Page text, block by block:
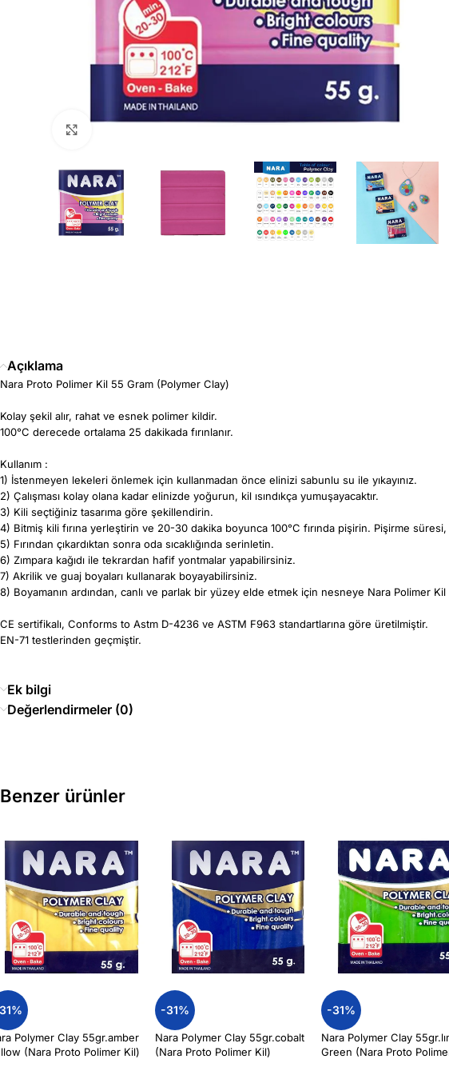
Açıklama
Nara Proto Polimer Kil 55 Gram (Polymer Clay)
Kolay şekil alır, rahat ve esnek polimer kildir.
100°C derecede ortalama 25 dakikada fırınlanır.
Kullanım :
1) İstenmeyen lekeleri önlemek için kullanmadan önce elinizi sabunlu su ile yıkayınız.
2) Çalışması kolay olana kadar elinizde yoğurun, kil ısındıkça yumuşayacaktır.
3) Kili seçtiğiniz tasarıma göre şekillendirin.
4) Bitmiş kili fırına yerleştirin ve 20-30 dakika boyunca 100°C fırında pişirin. Pişirme
5) Fırından çıkardıktan sonra oda sıcaklığında serinletin.
6) Zımpara kağıdı ile tekrardan hafif yontmalar yapabilirsiniz.
7) Akrilik ve guaj boyaları kullanarak boyayabilirsiniz.
8) Boyamanın ardından, canlı ve parlak bir yüzey elde etmek için nesneye Nara Polimer
CE sertifikalı, Conforms to Astm D-4236 ve ASTM F963 standartlarına göre üretilmiştir.
EN-71 testlerinden geçmiştir.
Ek bilgi
Değerlendirmeler (0)
Benzer ürünler
Polymer Clay 55gr.amber
(Nara Proto Polimer Kil)
-31%
Nara Polymer Clay 55gr.cobalt
(Nara Proto Polimer Kil)
-31%
Nara Polymer Clay
Green (Nara Proto